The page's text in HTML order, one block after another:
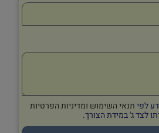
לפיתנאי השימוש ומדיניות הפרטיות
לצד ג' במידת הצורך.